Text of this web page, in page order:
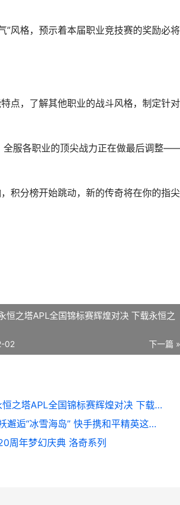
”风格，预示着本届职业竞技赛的奖励必
点，了解其他职业的战斗风格，制定针
全服各职业的顶尖战力正在做最后调整
积分榜开始跳动，新的传奇将在你的指
恒之塔APL全国锦标赛辉煌对决 下载永恒之
下一篇 »
02
2025年永恒之塔APL全国锦标赛辉煌对决 下载永恒之塔
东北大花袄邂逅“冰雪海岛” 快手携和平精英这次打算做点不一样的​ 东北大花袄起源
周年梦幻庆典 洛奇系列